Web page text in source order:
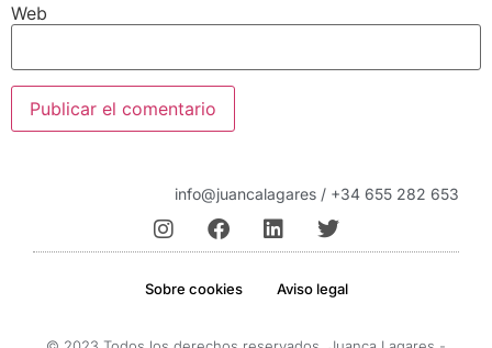
Web
info@juancalagares / +34 655 282 653
Sobre cookies Aviso legal